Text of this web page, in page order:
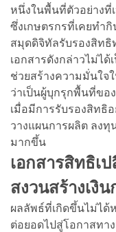
หนึ่งในพื้นที่ตัวอย่างที่
ซึ่งเกษตรกรที่เคยทำ
สมุดดิจิทัลรับรองสิทธิ
เอกสารดังกล่าวไม่ไ
ช่วยสร้างความมั่นใจ
ว่าเป็นผู้บุกรุกพื้นที่ขอ
เมื่อมีการรับรองสิทธิ
วางแผนการผลิต ลง
มากขึ้น
เอกสารสิทธิเ
สงวนสร้างเงิ
ผลลัพธ์ที่เกิดขึ้นไม่ได้
ต่อยอดไปสู่โอกาสทา